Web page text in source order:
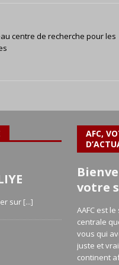
centre de recherche pour les
sur [...]
AFC,
votre
AAFC est
centrale
vous qui
juste et
continent